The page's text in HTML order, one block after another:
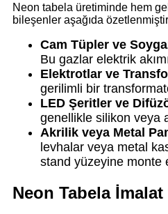
Neon tabela üretiminde hem
bileşenler aşağıda
Cam Tüpler ve
Bu gazlar elektrik
Elektrotlar ve
gerilimli bir
LED Şeritler ve
genellikle silikon veya
Akrilik veya Metal
levhalar veya metal
stand yüzeyine monte
Neon Tabela